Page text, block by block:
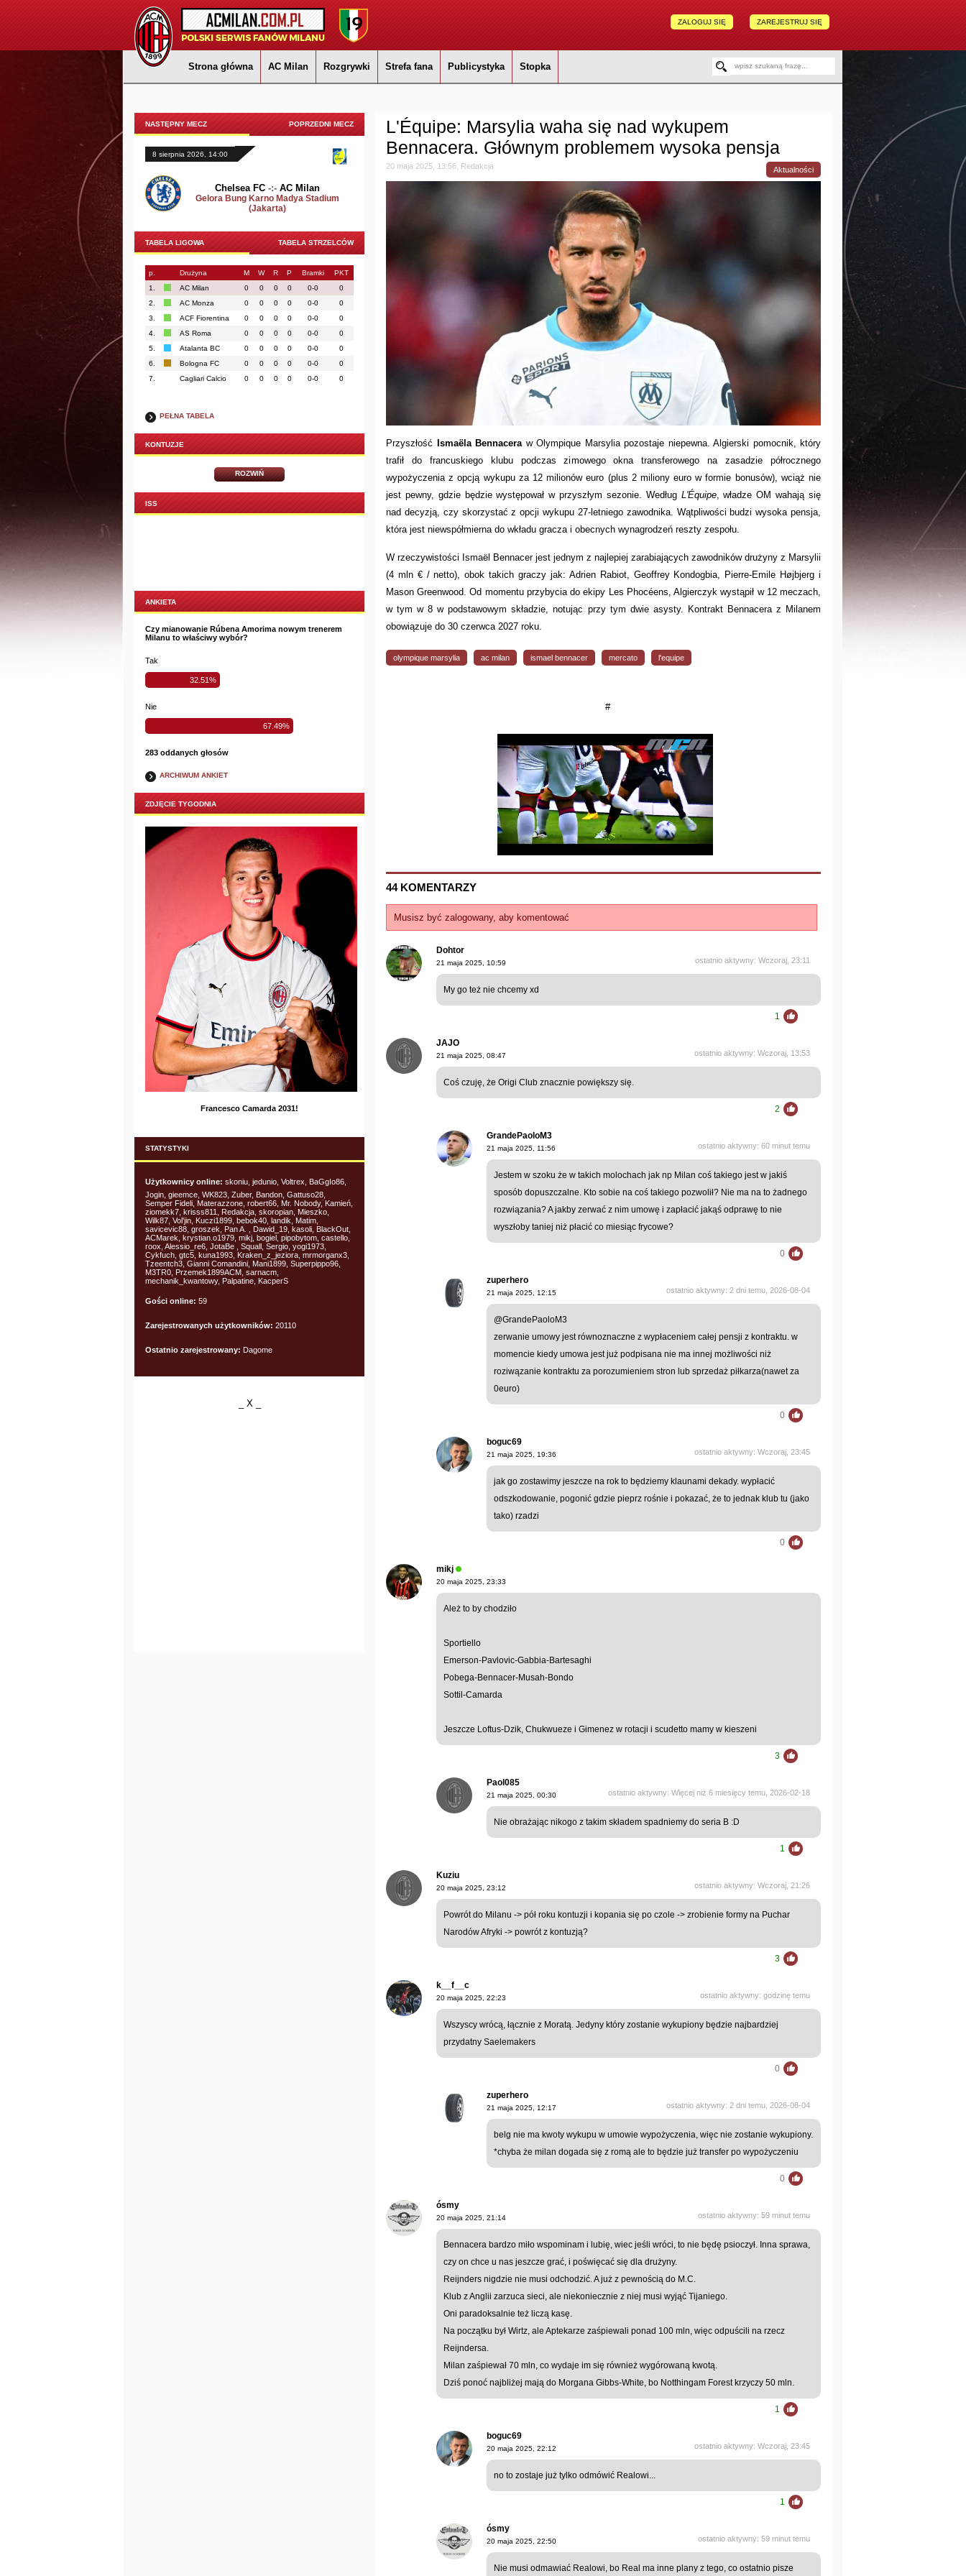
ZAREJESTRUJ SIĘ
ZALOGUJ SIĘ
Strona główna AC Milan Rozgrywki Strefa fana Publicystyka Stopka
NASTĘPNY MECZ POPRZEDNI MECZ
8 sierpnia 2026, 14:00
Chelsea FC -:- AC Milan
Gelora Bung Karno Madya Stadium
(Jakarta)
TABELA LIGOWA TABELA STRZELCÓW
p. Drużyna M W R P Bramki
PKT
1.
AC Milan 0 0 0 0 0-0
0
2.
AC Monza 0 0 0 0 0-0
0
3.
ACF Fiorentina 0 0 0 0 0-0
0
4.
AS Roma 0 0 0 0 0-0
0
5.
Atalanta BC 0 0 0 0 0-0
0
6.
Bologna FC 0 0 0 0 0-0
0
7.
Cagliari Calcio 0 0 0 0 0-0 0
PEŁNA TABELA
KONTUZJE
ROZWIŃ
ISS
ANKIETA
Czy mianowanie Rúbena Amorima nowym trenerem
Milanu to właściwy wybór?
Tak
32.51%
Nie
67.49%
283 oddanych głosów
ARCHIWUM ANKIET
ZDJĘCIE TYGODNIA
Francesco Camarda 2031!
STATYSTYKI
Użytkownicy online: skoniu, jedunio, Voltrex, BaGgIo86,
Jogin, gieemce, WK823, Zuber, Bandon, Gattuso28,
Semper Fideli, Materazzone, robert66, Mr. Nobody, Kamień,
ziomekk7, krisss811, Redakcja, skoropian, Mieszko,
Wilk87, Vol'jin, Kuczi1899, bebok40, landik, Matim,
savicevic88, groszek, Pan A. , Dawid_19, kasoli, BlackOut,
ACMarek, krystian.o1979, mikj, bogiel, pipobytom, castello,
roox, Alessio_re6, JotaBe , Squall, Sergio, yogi1973,
Cykfuch, gtc5, kuna1993, Kraken_z_jeziora, mrmorganx3,
Tzeentch3, Gianni Comandini, Mani1899, Superpippo96,
M3TR0, Przemek1899ACM, sarnacm,
mechanik_kwantowy, Palpatine, KacperS
Gości online: 59
Zarejestrowanych użytkowników: 20110
Ostatnio zarejestrowany: Dagome
_ X _
L'Équipe: Marsylia waha się nad wykupem
Bennacera. Głównym problemem wysoka pensja
20 maja 2025, 13:56, Redakcja Aktualności
Przyszłość Ismaëla Bennacera w Olympique Marsylia pozostaje niepewna. Algierski pomocnik, który
trafił do francuskiego klubu podczas zimowego okna transferowego na zasadzie półrocznego
wypożyczenia z opcją wykupu za 12 milionów euro (plus 2 miliony euro w formie bonusów), wciąż nie
jest pewny, gdzie będzie występował w przyszłym sezonie. Według L'Équipe, władze OM wahają się
nad decyzją, czy skorzystać z opcji wykupu 27-letniego zawodnika. Wątpliwości budzi wysoka pensja,
która jest niewspółmierna do wkładu gracza i obecnych wynagrodzeń reszty zespołu.
W rzeczywistości Ismaël Bennacer jest jednym z najlepiej zarabiających zawodników drużyny z Marsylii
(4 mln € / netto), obok takich graczy jak: Adrien Rabiot, Geoffrey Kondogbia, Pierre-Emile Højbjerg i
Mason Greenwood. Od momentu przybycia do ekipy Les Phocéens, Algierczyk wystąpił w 12 meczach,
w tym w 8 w podstawowym składzie, notując przy tym dwie asysty. Kontrakt Bennacera z Milanem
obowiązuje do 30 czerwca 2027 roku.
olympique marsylia ac milan ismael bennacer mercato l'equipe
#
44 KOMENTARZY
Musisz być zalogowany, aby komentować
Dohtor
ostatnio aktywny: Wczoraj, 23:11
21 maja 2025, 10:59
My go też nie chcemy xd
1
JAJO
ostatnio aktywny: Wczoraj, 13:53
21 maja 2025, 08:47
Coś czuję, że Origi Club znacznie powiększy się.
2
GrandePaoloM3
ostatnio aktywny: 60 minut temu
21 maja 2025, 11:56
Jestem w szoku że w takich molochach jak np Milan coś takiego jest w jakiś
sposób dopuszczalne. Kto sobie na coś takiego pozwolił? Nie ma na to żadnego
rozwiązania? A jakby zerwać z nim umowę i zapłacić jakąś odprawę to nie
wyszłoby taniej niż płacić co miesiąc frycowe?
0
zuperhero
ostatnio aktywny: 2 dni temu, 2026-08-04
21 maja 2025, 12:15
@GrandePaoloM3
zerwanie umowy jest równoznaczne z wypłaceniem całej pensji z kontraktu. w
momencie kiedy umowa jest już podpisana nie ma innej możliwości niż
roziwązanie kontraktu za porozumieniem stron lub sprzedaż piłkarza(nawet za
0euro)
0
boguc69
ostatnio aktywny: Wczoraj, 23:45
21 maja 2025, 19:36
jak go zostawimy jeszcze na rok to będziemy klaunami dekady. wypłacić
odszkodowanie, pogonić gdzie pieprz rośnie i pokazać, że to jednak klub tu (jako
tako) rzadzi
0
mikj
20 maja 2025, 23:33
Ależ to by chodziło
Sportiello
Emerson-Pavlovic-Gabbia-Bartesaghi
Pobega-Bennacer-Musah-Bondo
Sottil-Camarda
Jeszcze Loftus-Dzik, Chukwueze i Gimenez w rotacji i scudetto mamy w kieszeni
3
Paol085
ostatnio aktywny: Więcej niż 6 miesięcy temu, 2026-02-18
21 maja 2025, 00:30
Nie obrażając nikogo z takim składem spadniemy do seria B :D
1
Kuziu
ostatnio aktywny: Wczoraj, 21:26
20 maja 2025, 23:12
Powrót do Milanu -> pół roku kontuzji i kopania się po czole -> zrobienie formy na Puchar
Narodów Afryki -> powrót z kontuzją?
3
k__f__c
ostatnio aktywny: godzinę temu
20 maja 2025, 22:23
Wszyscy wrócą, łącznie z Moratą. Jedyny który zostanie wykupiony będzie najbardziej
przydatny Saelemakers
0
zuperhero
ostatnio aktywny: 2 dni temu, 2026-08-04
21 maja 2025, 12:17
belg nie ma kwoty wykupu w umowie wypożyczenia, więc nie zostanie wykupiony.
*chyba że milan dogada się z romą ale to będzie już transfer po wypożyczeniu
0
ósmy
ostatnio aktywny: 59 minut temu
20 maja 2025, 21:14
Bennacera bardzo miło wspominam i lubię, wiec jeśli wróci, to nie będę psioczył. Inna sprawa,
czy on chce u nas jeszcze grać, i poświęcać się dla drużyny.
Reijnders nigdzie nie musi odchodzić. A już z pewnością do M.C.
Klub z Anglii zarzuca sieci, ale niekoniecznie z niej musi wyjąć Tijaniego.
Oni paradoksalnie też liczą kasę.
Na początku był Wirtz, ale Aptekarze zaśpiewali ponad 100 mln, więc odpuścili na rzecz
Reijndersa.
Milan zaśpiewał 70 mln, co wydaje im się również wygórowaną kwotą.
Dziś ponoć najbliżej mają do Morgana Gibbs-White, bo Notthingam Forest krzyczy 50 mln.
1
boguc69
ostatnio aktywny: Wczoraj, 23:45
20 maja 2025, 22:12
no to zostaje już tylko odmówić Realowi...
1
ósmy
ostatnio aktywny: 59 minut temu
20 maja 2025, 22:50
Nie musi odmawiać Realowi, bo Real ma inne plany z tego, co ostatnio pisze